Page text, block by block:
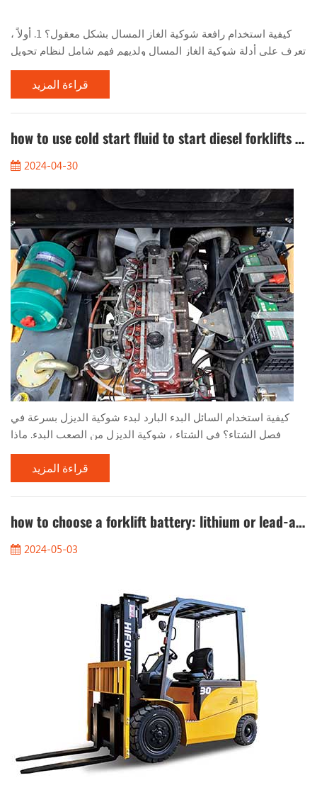
كيفية استخدام رافعة شوكية الغاز المسال بشكل معقول؟ 1. أولاً ،
تعرف على أدلة شوكية الغاز المسال ولديهم فهم شامل لنظام تحويل
الغاز المسال. أثناء استخدام الرافعة الشوكية ، لا تقم بوقف الرافعة
الشوكية بالقرب من مصادر الحرارة أو النار ، مثل النيران المفتوحة
وأعقاب السجائر المحترقة. ، المريخ ، اللحام الكهربائي ، الآلات
والمعدات الكهربائية التي يمكن أن تنتج درجات حرارة عالية. لا تقم
بضبط أو تعديل جهاز تح...
قراءة المزيد
how to use cold start fluid to start diesel forklifts quickly in winter?
2024-04-30
كيفية استخدام السائل البدء البارد لبدء شوكية الديزل بسرعة في
فصل الشتاء؟ في الشتاء ، شوكية الديزل من الصعب البدء. ماذا
يمكننا أن نفعل؟ طريقة واحدة لمساعدتك في البدء بسرعة هي
استخدام سائل البدء البارد. مكونات سائل البدء البارد عبارة عن
مركبات ذات نقطة منخفضة ، وخاصة الأثير ، والتي لها نقطة فلاش
منخفضة ويسهل تطهيرها ، بحيث يمكن للمحرك أن يبدأ بسلاسة في
درجات حرارة منخفضة. نظرًا لأن سائل البداية له خ...
قراءة المزيد
how to choose a forklift battery: lithium or lead-acid?
2024-05-03